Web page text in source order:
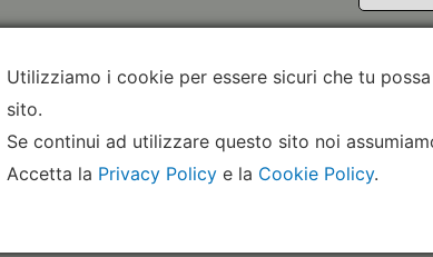
Utilizziamo i cookie per essere sicuri che tu
sito.
Se continui ad utilizzare questo sito noi
Accetta la Privacy Policy e la Cookie Policy.